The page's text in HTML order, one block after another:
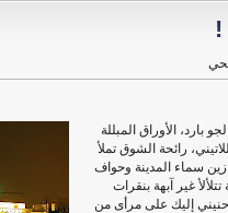
!
بارد، الأوراق المبللة
رائحة الشوق تملأ
سماء المدينة وحواف
غير آبهة بنقرات
حنيني إليك على مرأى من